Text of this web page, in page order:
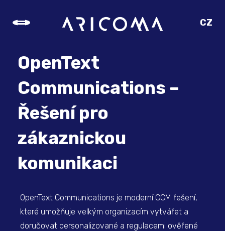
CZ
OpenText
Communications –
Řešení pro
zákaznickou
komunikaci
OpenText Communications je moderní CCM řešení,
které umožňuje velkým organizacím vytvářet a
doručovat personalizované a regulacemi ověřené